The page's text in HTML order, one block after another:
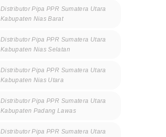
Distributor Pipa PPR Sumatera Utara
Kabupaten Nias Barat
Distributor Pipa PPR Sumatera Utara
Kabupaten Nias Selatan
Distributor Pipa PPR Sumatera Utara
Kabupaten Nias Utara
Distributor Pipa PPR Sumatera Utara
Kabupaten Padang Lawas
Distributor Pipa PPR Sumatera Utara